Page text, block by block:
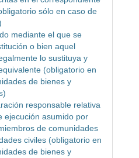
sólo en caso de
mediante el que se
o bien aquel
lo sustituya y
(obligatorio en
de bienes y
responsable relativa
ejecución asumido por
de comunidades
civiles (obligatorio en
de bienes y